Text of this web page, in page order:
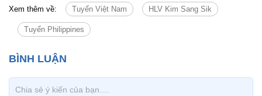
Xem thêm về: Tuyển Việt Nam HLV Kim Sang Sik
Tuyển Philippines